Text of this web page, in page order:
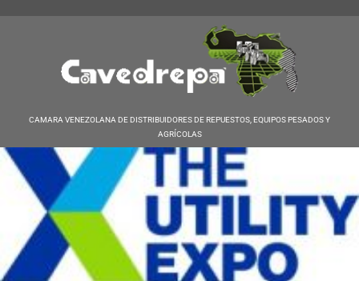
CAMARA VENEZOLANA DE DISTRIBUIDORES DE REPUESTOS, EQUIPOS PESADOS Y
AGRÍCOLAS